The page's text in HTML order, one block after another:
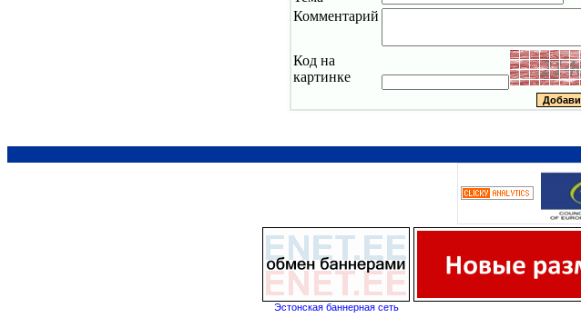
Комментарий
Код на
картинке
Эстонская баннерная сеть